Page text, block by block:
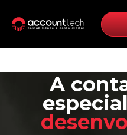
A cont
especial
desenvo